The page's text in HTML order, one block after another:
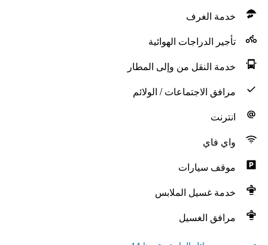
خدمة الغرف
تأجير الدراجات الهوائية
خدمة النقل من وإلى المطار
مرافق الاجتماعات / الولائم
انترنت
واي فاي
موقف سيارات
خدمة غسيل الملابس
مرافق الغسيل